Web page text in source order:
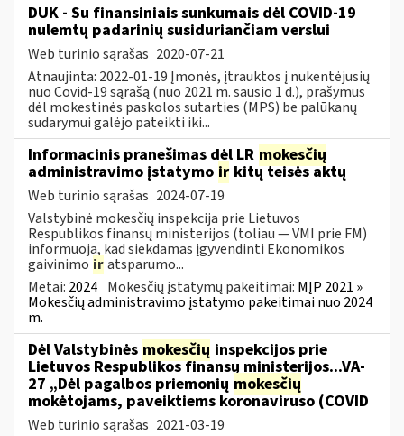
DUK - Su finansiniais sunkumais dėl COVID-19
nulemtų padarinių susiduriančiam verslui
Web turinio sąrašas 2020-07-21
Atnaujinta: 2022-01-19 Įmonės, įtrauktos į nukentėjusių
nuo Covid-19 sąrašą (nuo 2021 m. sausio 1 d.), prašymus
dėl mokestinės paskolos sutarties (MPS) be palūkanų
sudarymui galėjo pateikti iki...
Informacinis pranešimas dėl LR mokesčių
administravimo įstatymo ir kitų teisės aktų
Web turinio sąrašas 2024-07-19
Valstybinė mokesčių inspekcija prie Lietuvos
Respublikos finansų ministerijos (toliau — VMI prie FM)
informuoja, kad siekdamas įgyvendinti Ekonomikos
gaivinimo iratsparumo...
Metai: 2024 Mokesčių įstatymų pakeitimai: MĮP 2021 »
Mokesčių administravimo įstatymo pakeitimai nuo 2024
m.
Dėl Valstybinės mokesčių inspekcijos prie
Lietuvos Respublikos finansų ministerijos...VA-
27 „Dėl pagalbos priemonių mokesčių
mokėtojams, paveiktiems koronaviruso (COVID
Web turinio sąrašas 2021-03-19